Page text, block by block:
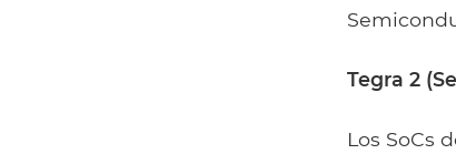
Tegra 2
Los SoCs